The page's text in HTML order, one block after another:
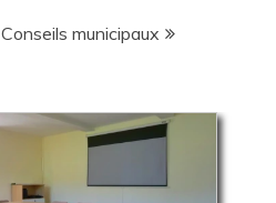
Conseils municipaux